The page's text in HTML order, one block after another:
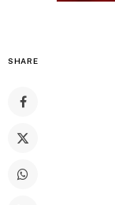
SHARE